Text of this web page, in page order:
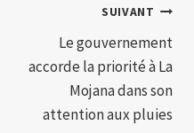
SUIVANT
Le gouvernement
accorde la priorité à La
Mojana dans son
attention aux pluies